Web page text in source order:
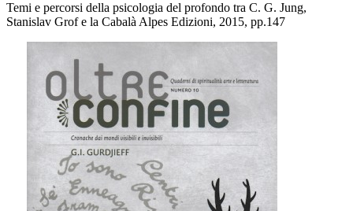
Temi e percorsi della psicologia del profondo tra C. G. Jung,
Stanislav Grof e la Cabalà Alpes Edizioni, 2015, pp.147